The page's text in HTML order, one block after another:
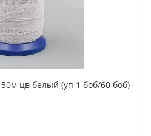
цв белый (уп 1 боб/60 боб)